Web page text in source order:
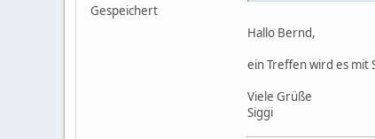
Gespeichert
Hallo Bernd,
ein Treffen wird es mit
Viele Grüße
Siggi